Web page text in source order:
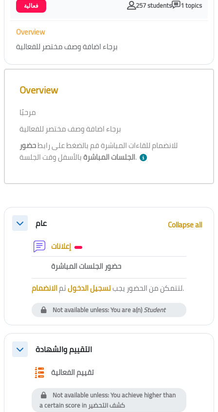
فعالية 257 students 1 topics
Overview
برجاء اضافة وصف مختصر للفعالية
Skip [Cocoon] Course Overview
Overview
مرحبًا
برجاء اضافة وصف مختصر للفعالية
للانضمام للقاءات المباشرة قم بالضغط على رابطحضور
الجلسات المباشرةبالأسفل وقت الجلسة.
Section outline
Collapseعام
Collapse all
Forum
حضور الجلسات المباشرةExternal tool
لتتمكن من الحضور يجبتسجيل الدخولثمالانضمام .
Not available unless: You are a(n)Student
Collapseالتقييم والشهادة
تقييم الفعاليةQuestionnaire
Not available unless: You achieve higher than
a certain score inكشف التحضير